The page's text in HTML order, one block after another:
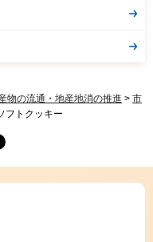
物の流通・地産地消の推進 > 市
フトクッキー